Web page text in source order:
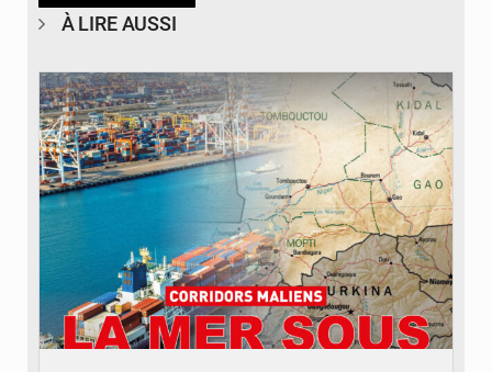
À LIRE AUSSI
© JDM